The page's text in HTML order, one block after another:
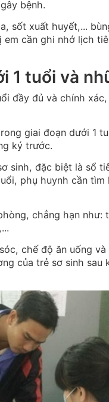
bệnh.
sốt xuất huyết,...
cần ghi nhớ lịch
1 tuổi và
đầy đủ và chính
giai đoạn dưới 1
ký trước.
sinh, đặc biệt là sổ
phụ huynh cần
chẳng hạn như:
chế độ ăn uống
của trẻ sơ sinh